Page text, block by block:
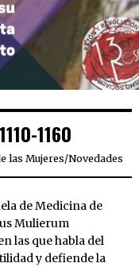
1160
las Mujeres/Novedades
de Medicina de
Mulierum
las que habla del
y defiende la